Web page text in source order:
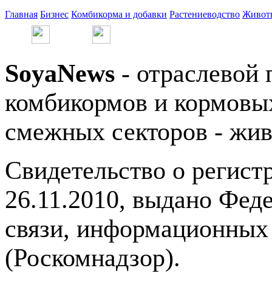
Главная Бизнес Комбикорма и добавки Растениеводство
SoyaNews - отраслевой
комбикормов и
смежных секторов -
Свидетельство о
26.11.2010, выдано
связи,
(Роскомнадзор).